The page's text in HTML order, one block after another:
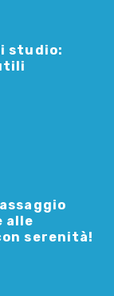
studio:
alle
serenità!